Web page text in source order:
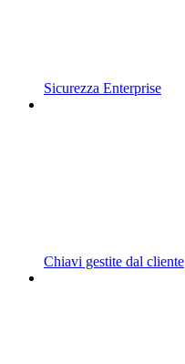
Sicurezza Enterprise
Chiavi gestite dal cliente